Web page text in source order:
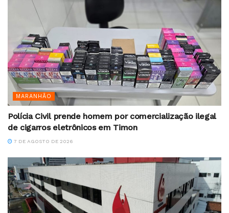
MARANHÃO
Polícia Civil prende homem por comercialização ilegal
de cigarros eletrônicos em Timon
7 DE AGOSTO DE 2026